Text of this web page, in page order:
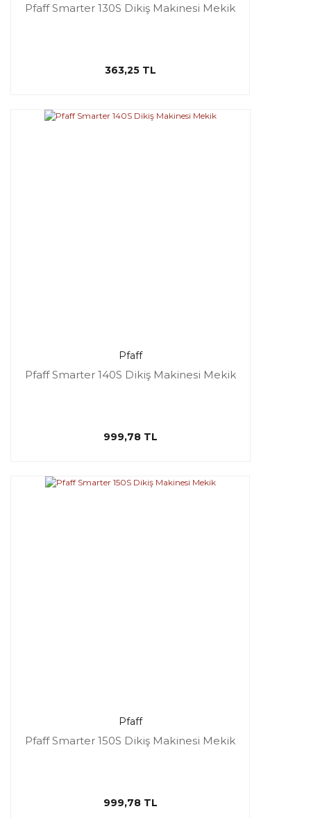
Pfaff Smarter 130S Dikiş Makinesi Mekik
363,25 TL
Pfaff
Pfaff Smarter 140S Dikiş Makinesi Mekik
999,78 TL
Pfaff
Pfaff Smarter 150S Dikiş Makinesi Mekik
999,78 TL